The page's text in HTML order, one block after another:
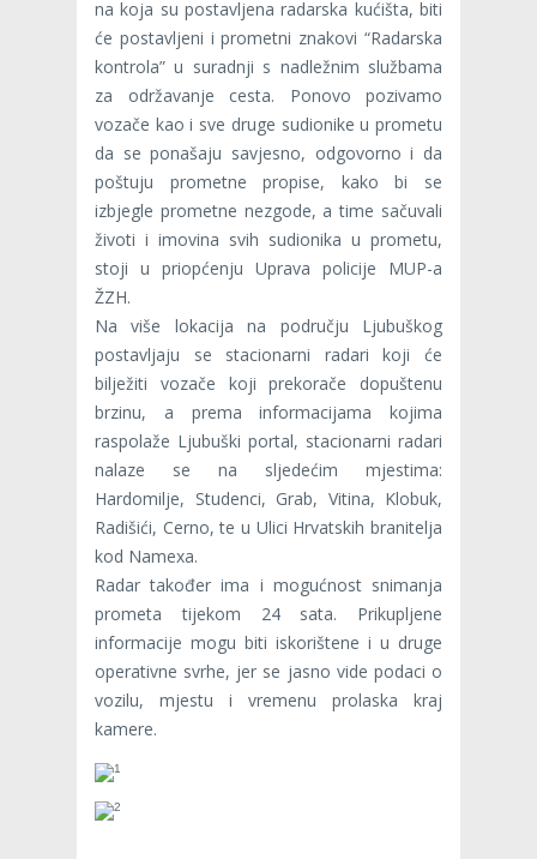
na koja su postavljena radarska kućišta, biti
će postavljeni i prometni znakovi “Radarska
kontrola” u suradnji s nadležnim službama
za održavanje cesta. Ponovo pozivamo
vozače kao i sve druge sudionike u prometu
da se ponašaju savjesno, odgovorno i da
poštuju prometne propise, kako bi se
izbjegle prometne nezgode, a time sačuvali
životi i imovina svih sudionika u prometu,
stoji u priopćenju Uprava policije MUP-a
ŽZH.
Na više lokacija na području Ljubuškog
postavljaju se stacionarni radari koji će
bilježiti vozače koji prekorače dopuštenu
brzinu, a prema informacijama kojima
raspolaže Ljubuški portal, stacionarni radari
nalaze se na sljedećim mjestima:
Hardomilje, Studenci, Grab, Vitina, Klobuk,
Radišići, Cerno, te u Ulici Hrvatskih branitelja
kod Namexa.
Radar također ima i mogućnost snimanja
prometa tijekom 24 sata. Prikupljene
informacije mogu biti iskorištene i u druge
operativne svrhe, jer se jasno vide podaci o
vozilu, mjestu i vremenu prolaska kraj
kamere.